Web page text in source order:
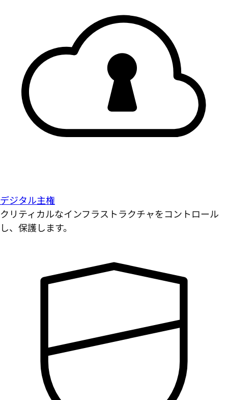
デジタル主権
クリティカルなインフラストラクチャをコントロール
し、保護します。